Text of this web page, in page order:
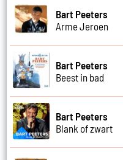
Bart Peeters
Arme Jeroen
Bart Peeters
Beest in bad
Bart Peeters
Blank of zwart